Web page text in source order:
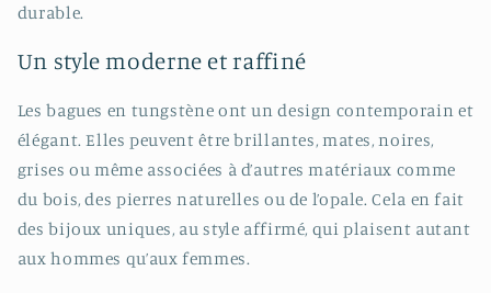
durable.
Un style moderne et raffiné
Les bagues en tungstène ont un design contemporain et
élégant. Elles peuvent être brillantes, mates, noires,
grises ou même associées à d’autres matériaux comme
du bois, des pierres naturelles ou de l’opale. Cela en fait
des bijoux uniques, au style affirmé, qui plaisent autant
aux hommes qu’aux femmes.